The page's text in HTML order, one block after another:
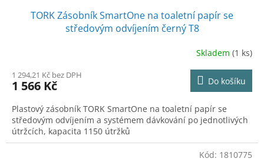
TORK Zásobník SmartOne na toaletní papír se
středovým odvíjením černý T8
Skladem (1 ks)
1 294,21 Kč bez DPH
1 566 Kč Do košíku
Plastový zásobník TORK SmartOne na toaletní papír se
středovým odvíjením a systémem dávkování po jednotlivých
útržcích, kapacita 1150 útržků
Kód: 1810775